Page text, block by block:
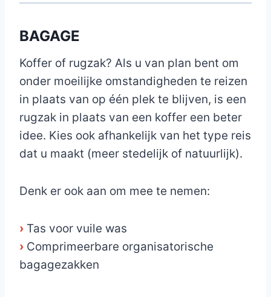
BAGAGE
Koffer of rugzak? Als u van plan bent om
onder moeilijke omstandigheden te reizen
in plaats van op één plek te blijven, is een
rugzak in plaats van een koffer een beter
idee. Kies ook afhankelijk van het type reis
dat u maakt (meer stedelijk of natuurlijk).
Denk er ook aan om mee te nemen:
› Tas voor vuile was
› Comprimeerbare organisatorische
bagagezakken